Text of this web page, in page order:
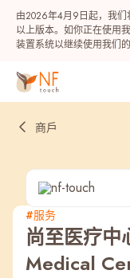
由2026年4月9日起，我
以上版本。如你正在使用
装置系统以继续使用我们的
热门
商戶
#服务
尚至医疗
Medical